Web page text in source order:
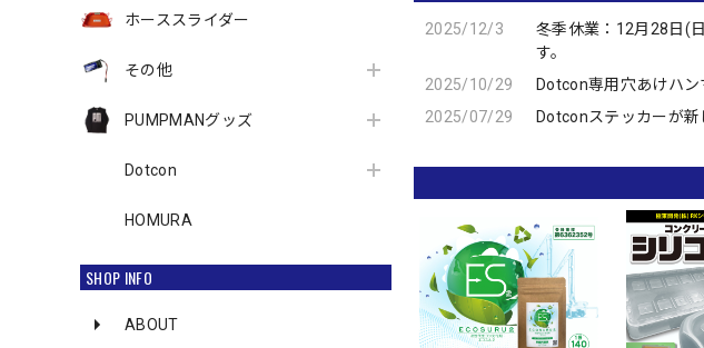
ホーススライダー
その他
PUMPMANグッズ
Dotcon
HOMURA
SHOP INFO
ABOUT
2025/12/3
冬季休業：12月28日(
す。
2025/10/29
Dotcon専用穴あけハン
2025/07/29
Dotconステッカーが